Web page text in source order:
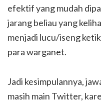
efektif yang mudah
jarang beliau yang
menjadi lucu/iseng
para warganet.
Jadi kesimpulannya,
masih main Twitter,